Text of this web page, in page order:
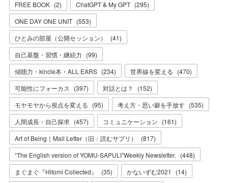
FREE BOOK (2) ChatGPT & My GPT (295)
ONE DAY ONE UNIT (553)
ひとみの部屋（公開セッション）
(41)
自己基盤・習慣・継続力 (99)
傾聴力・kincle本・ALL EARS (234) 世界線を変える (470)
可能性にフォーカス
(397) 対話とは？ (152)
モヤモヤから視点を変える (95) 考え方・思い癖を手放す (535)
人間成長・自己探求 (457) コミュニケーション (161)
Art of Being｜Mail Letter（旧：読むサプリ）
(817)
“The English version of YOMU-SAPULI”Weekly Newsletter. (448)
まぐまぐ『Hitomi Collected』
(35) かないずむ2021 (14)